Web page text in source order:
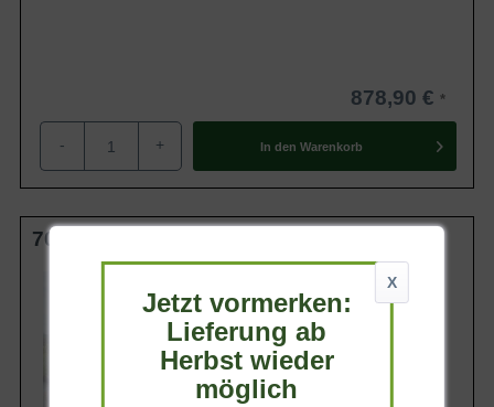
878,90 €
- + In den Warenkorb
700-800 cm C240 Solitär
8 - 10 m
Belaubung
Sommergrün
Blatt- / Nadelfarbe
Hellgrün
X
Jetzt vormerken:
Lieferung ab
Herbst wieder
möglich